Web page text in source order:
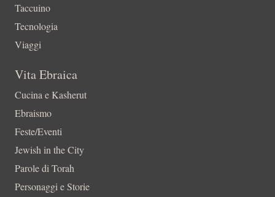
Taccuino
Tecnologia
Viaggi
Vita Ebraica
Cucina e Kasherut
Ebraismo
Feste/Eventi
Jewish in the City
Parole di Torah
Personaggi e Storie